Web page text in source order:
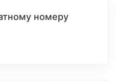
номеру